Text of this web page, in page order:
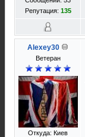
Репутация: 135
Alexey30
Ветеран
Откуда: Киев